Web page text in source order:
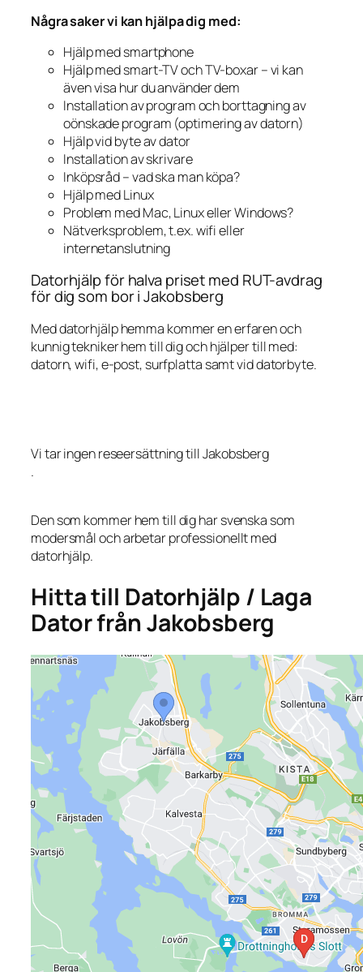
Några saker vi kan hjälpa dig med:
Hjälp med smartphone
Hjälp med smart-TV och TV-boxar – vi kan
även visa hur du använder dem
Installation av program och borttagning av
oönskade program (optimering av datorn)
Hjälp vid byte av dator
Installation av skrivare
Inköpsråd – vad ska man köpa?
Hjälp med Linux
Problem med Mac, Linux eller Windows?
Nätverksproblem, t.ex. wifi eller
internetanslutning
Datorhjälp för halva priset med RUT-avdrag
för dig som bor i Jakobsberg
Med datorhjälp hemma kommer en erfaren och
kunnig tekniker hem till dig och hjälper till med:
datorn, wifi, e-post, surfplatta samt vid datorbyte.
Vi tar ingen reseersättning till Jakobsberg
.
Den som kommer hem till dig har svenska som
modersmål och arbetar professionellt med
datorhjälp.
Hitta till Datorhjälp / Laga
Dator från Jakobsberg